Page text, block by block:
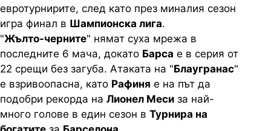
евротурнирите, след като през миналия сезон
игра финал в Шампионска лига.
"Жълто-черните" нямат суха мрежа в
последните 6 мача, докато Барса е в серия от
22 срещи без загуба. Атаката на "Блаугранас"
е взривоопасна, като Рафиня е на път да
подобри рекорда на Лионел Меси за най-
много голове в един сезон в Турнира на